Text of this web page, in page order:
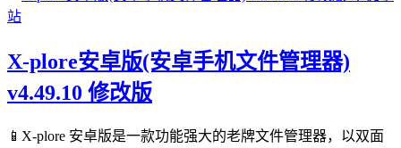
X-plore安卓版(安卓手机文件管理器)
v4.49.10 修改版
📱X-plore 安卓版是一款功能强大的老牌文件管理器，以双面